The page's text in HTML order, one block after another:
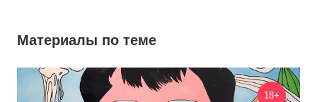
Материалы по теме
18+